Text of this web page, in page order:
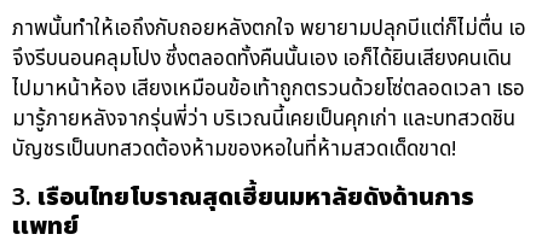
ภาพนั้นทำให้เอถึงกับถอยหลังตกใจ พยายามปลุกบีแต่ก็ไม่ตื่น เอ
จึงรีบนอนคลุมโปง ซึ่งตลอดทั้งคืนนั้นเอง เอก็ได้ยินเสียงคนเดิน
ไปมาหน้าห้อง เสียงเหมือนข้อเท้าถูกตรวนด้วยโซ่ตลอดเวลา เธอ
มารู้ภายหลังจากรุ่นพี่ว่า บริเวณนี้เคยเป็นคุกเก่า และบทสวดชิน
บัญชรเป็นบทสวดต้องห้ามของหอในที่ห้ามสวดเด็ดขาด!
3. เรือนไทยโบราณสุดเฮี้ยนมหาลัยดังด้านการ
แพทย์